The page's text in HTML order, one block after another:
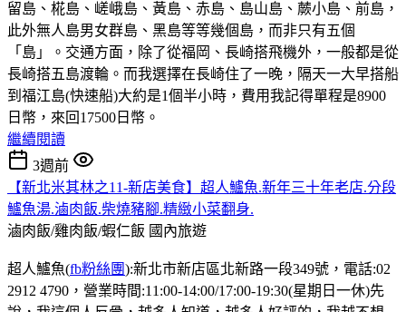
留島、椛島、嵯峨島、黃島、赤島、島山島、蕨小島、前島，
此外無人島男女群島、黑島等等幾個島，而非只有五個
「島」。交通方面，除了從福岡、長崎搭飛機外，一般都是從
長崎搭五島渡輪。而我選擇在長崎住了一晚，隔天一大早搭船
到福江島(快速船)大約是1個半小時，費用我記得單程是8900
日幣，來回17500日幣。
繼續閱讀
3週前
【新北米其林之11-新店美食】超人鱸魚.新年三十年老店.分段
鱸魚湯.滷肉飯.柴燒豬腳.精緻小菜翻身.
滷肉飯/雞肉飯/蝦仁飯 國內旅遊
超人鱸魚(fb粉絲團):新北市新店區北新路一段349號，電話:02
2912 4790，營業時間:11:00-14:00/17:00-19:30(星期日一休)先